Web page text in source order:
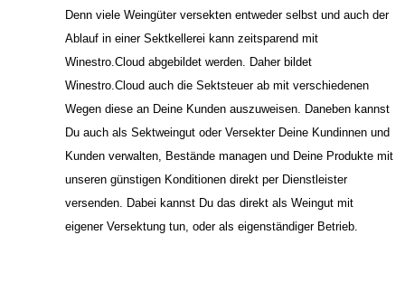
Denn viele Weingüter versekten entweder selbst und auch der
Ablauf in einer Sektkellerei kann zeitsparend mit
Winestro.Cloud abgebildet werden. Daher bildet
Winestro.Cloud auch die Sektsteuer ab mit verschiedenen
Wegen diese an Deine Kunden auszuweisen. Daneben kannst
Du auch als Sektweingut oder Versekter Deine Kundinnen und
Kunden verwalten, Bestände managen und Deine Produkte mit
unseren günstigen Konditionen direkt per Dienstleister
versenden. Dabei kannst Du das direkt als Weingut mit
eigener Versektung tun, oder als eigenständiger Betrieb.